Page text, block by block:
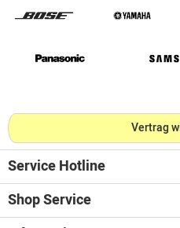
Vertrag
Service Hotline
Shop Service